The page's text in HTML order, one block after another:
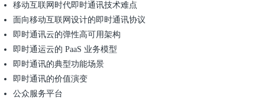
移动互联网时代即时通讯技术难点
面向移动互联网设计的即时通讯协议
即时通讯云的弹性高可用架构
即时通运云的 PaaS 业务模型
即时通讯的典型功能场景
即时通讯的价值演变
公众服务平台